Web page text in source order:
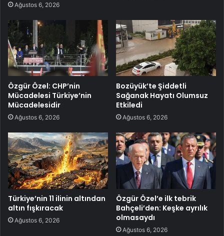
Ağustos 6, 2026
Özgür Özel: CHP’nin
Mücadelesi Türkiye’nin
Mücadelesidir
Ağustos 6, 2026
Bozüyük’te Şiddetli
Sağanak Hayatı Olumsuz
Etkiledi
Ağustos 6, 2026
Türkiye’nin 11 ilinin altından
altın fışkıracak
Ağustos 6, 2026
Özgür Özel’e ilk tebrik
Bahçeli’den: Keşke ayrılık
olmasaydı
Ağustos 6, 2026